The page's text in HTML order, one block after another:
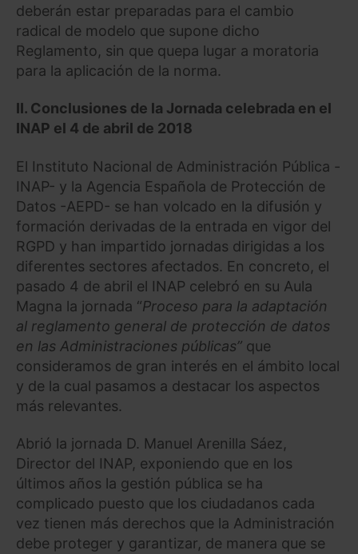
deberán estar preparadas para el cambio
radical de modelo que supone dicho
Reglamento, sin que quepa lugar a moratoria
para la aplicación de la norma.
II. Conclusiones de la Jornada celebrada en el
INAP el 4 de abril de 2018
El Instituto Nacional de Administración Pública -
INAP- y la Agencia Española de Protección de
Datos -AEPD- se han volcado en la difusión y
formación derivadas de la entrada en vigor del
RGPD y han impartido jornadas dirigidas a los
diferentes sectores afectados. En concreto, el
pasado 4 de abril el INAP celebró en su Aula
Magna la jornada “Proceso para la adaptación
al reglamento general de protección de datos
en las Administraciones públicas” que
consideramos de gran interés en el ámbito local
y de la cual pasamos a destacar los aspectos
más relevantes.
Abrió la jornada D. Manuel Arenilla Sáez,
Director del INAP, exponiendo que en los
últimos años la gestión pública se ha
complicado puesto que los ciudadanos cada
vez tienen más derechos que la Administración
debe proteger y garantizar, de manera que se